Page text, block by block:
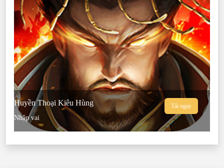
Huyền Thoại Kiêu Hùng
Nhập vai
Tải ngay